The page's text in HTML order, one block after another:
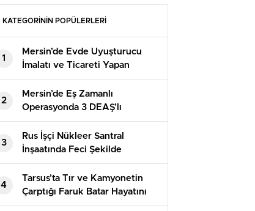
KATEGORİNİN POPÜLERLERİ
1
Mersin’de Evde Uyuşturucu
İmalatı ve Ticareti Yapan
Şahısa Suçüstü
2
Mersin’de Eş Zamanlı
Operasyonda 3 DEAŞ’lı
Yakalandı
3
Rus İşçi Nükleer Santral
İnşaatında Feci Şekilde
Hayatını Kaybetti
4
Tarsus’ta Tır ve Kamyonetin
Çarptığı Faruk Batar Hayatını
Kaybetti